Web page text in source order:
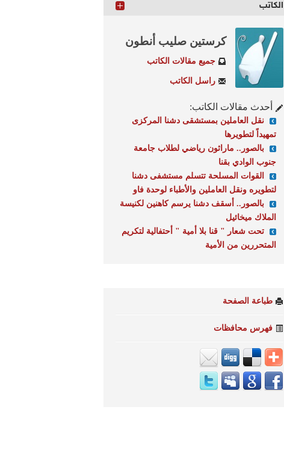
الكاتب
كرستين صليب أنطون
جميع مقالات الكاتب
راسل الكاتب
أحدث مقالات الكاتب:
نقل العاملين بمستشقى دشنا المركزى
تمهيداً لتطويرها
بالصور.. ماراثون رياضي لطلاب جامعة
جنوب الوادي بقنا
القوات المسلحة تتسلم مستشفى دشنا
لتطويره ونقل العاملين والأطباء لوحدة فاو
بالصور.. أسقف دشنا يرسم كاهنين لكنيسة
الملاك ميخائيل
تحت شعار " قنا بلا أمية " أحتفالية لتكريم
المتحررين من الأمية
طباعة الصفحة
فهرس محافظات